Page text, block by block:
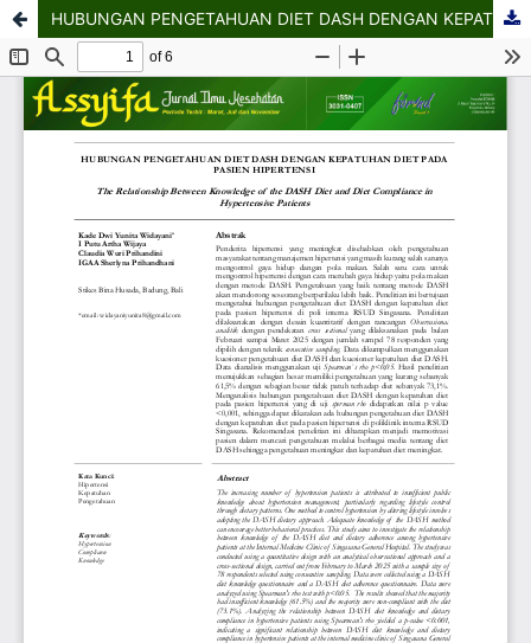
HUBUNGAN PENGETAHUAN DIET DASH DENGAN KEPATUHAN DIET PADA PASIEN HIPERTENSI